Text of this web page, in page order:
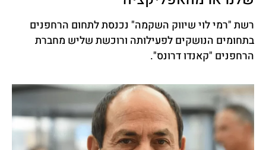
רשת "רמי לוי שיווק השקמה" נכנסת לתחום הרחפנים
בתחומים הנושקים לפעילותה ורוכשת שליש מחברת
הרחפנים "קאנדו דרונס".